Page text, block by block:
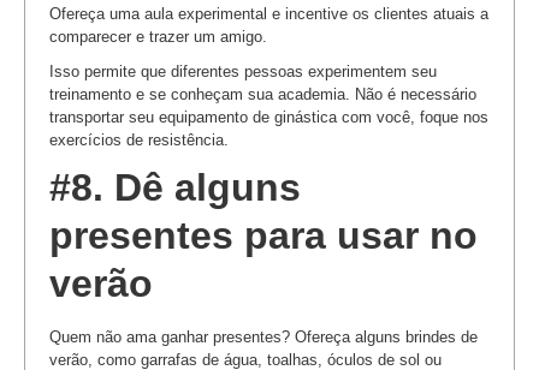
Ofereça uma aula experimental e incentive os clientes atuais a
comparecer e trazer um amigo.
Isso permite que diferentes pessoas experimentem seu
treinamento e se conheçam sua academia. Não é necessário
transportar seu equipamento de ginástica com você, foque nos
exercícios de resistência.
#8. Dê alguns
presentes para usar no
verão
Quem não ama ganhar presentes? Ofereça alguns brindes de
verão, como garrafas de água, toalhas, óculos de sol ou